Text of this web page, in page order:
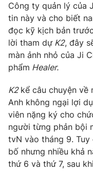
Khán giả
Giải sao mai
Âm nhạc
Sao
Du lịch
Làm đẹp
Chất lượng cuộc
Giáo dục
Tuyển sinh
Học trực tuyến
Công nghệ
Sản phẩm
Thị trường
Tư vấn
Giao lưu trực tuyến
Lịch phát sóng
Chuyên mục khác
Công ty quản lý của
tin này và cho biết
đọc kỹ kịch bản
lời tham dựK2, đây
màn ảnh nhỏ của Ji
phẩm Healer.
K2 kể câu chuyện về
Anh không ngại lợi
viên nặng ký cho
người từng phản bội
tvN vào tháng 9.
bố nhưng nhiều khả
thứ 6 và thứ 7, sau khi